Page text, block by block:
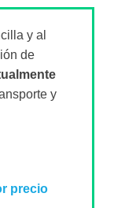
y al
de
y
precio